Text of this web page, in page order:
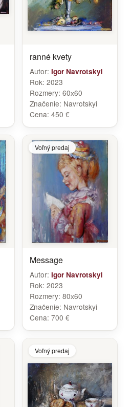
ranné kvety
Autor: Igor Navrotskyi
Rok: 2023
Rozmery: 60х60
Značenie: Navrotskyi
Cena: 450 €
Voľný predaj
Message
Autor: Igor Navrotskyi
Rok: 2023
Rozmery: 80х60
Značenie: Navrotskyi
Cena: 700 €
Voľný predaj